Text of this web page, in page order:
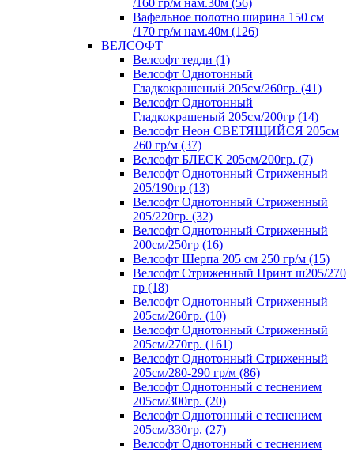
/160 гр/м нам.30м (56)
Вафельное полотно ширина 150 см
/170 гр/м нам.40м (126)
ВЕЛСОФТ
Велсофт тедди (1)
Велсофт Однотонный
Гладкокрашеный 205см/260гр. (41)
Велсофт Однотонный
Гладкокрашеный 205см/200гр (14)
Велсофт Неон СВЕТЯЩИЙСЯ 205см
260 гр/м (37)
Велсофт БЛЕСК 205см/200гр. (7)
Велсофт Однотонный Стриженный
205/190гр (13)
Велсофт Однотонный Стриженный
205/220гр. (32)
Велсофт Однотонный Стриженный
200см/250гр (16)
Велсофт Шерпа 205 см 250 гр/м (15)
Велсофт Стриженный Принт ш205/270
гр (18)
Велсофт Однотонный Стриженный
205см/260гр. (10)
Велсофт Однотонный Стриженный
205см/270гр. (161)
Велсофт Однотонный Стриженный
205см/280-290 гр/м (86)
Велсофт Однотонный с теснением
205см/300гр. (20)
Велсофт Однотонный с теснением
205см/330гр. (27)
Велсофт Однотонный с теснением